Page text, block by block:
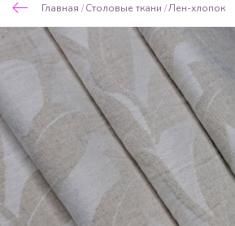
Главная Столовые ткани Лен-хлопок